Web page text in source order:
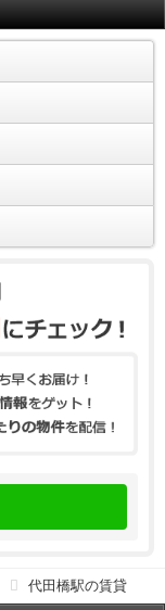
代田橋駅の賃貸